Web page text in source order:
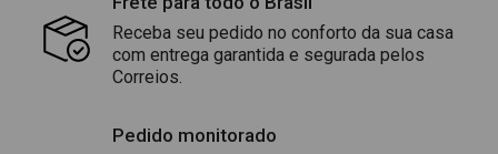
Receba seu pedido no conforto da sua casa
com entrega garantida e segurada pelos
Correios.
Pedido monitorado